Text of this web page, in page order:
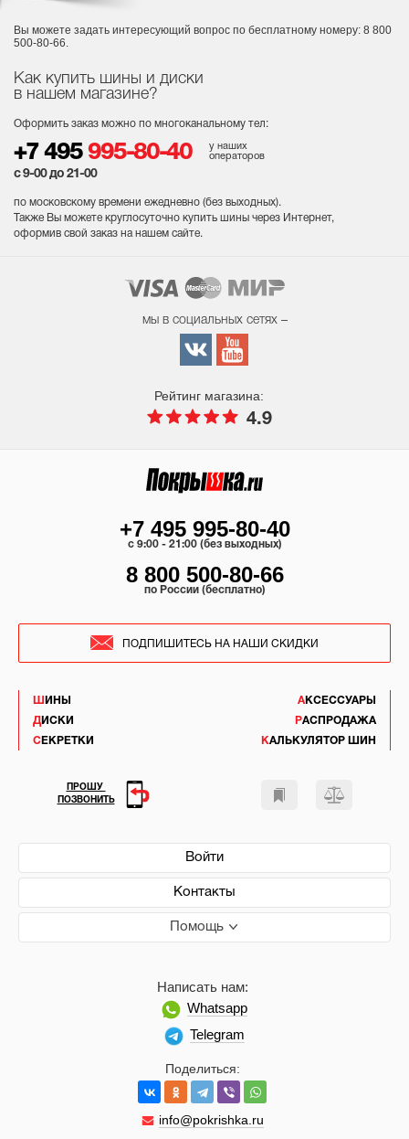
Как купить шины и диски
в нашем магазине?
Оформить заказ можно по многоканальному тел:
+7 495 995-80-40
у наших
операторов
с 9-00 до 21-00
по московскому времени ежедневно (без выходных).
Также Вы можете круглосуточно купить шины через Интернет,
оформив свой заказ на нашем сайте.
Вы можете задать интересующий вопрос по бесплатному номеру: 8 800
500-80-66.
мы в социальных сетях –
Рейтинг магазина:
4.9
ШИНЫ
ДИСКИ
СЕКРЕТКИ
АКСЕССУАРЫ
РАСПРОДАЖА
КАЛЬКУЛЯТОР ШИН
Войти
Контакты
Помощь
Поделиться:
info@pokrishka.ru
Написать нам:
Whatsapp
Telegram
+7 495 995-80-40
c 9:00 - 21:00 (без выходных)
8 800 500-80-66
по России (бесплатно)
ПОДПИШИТЕСЬ НА НАШИ СКИДКИ
ПРОШУ
ПОЗВОНИТЬ